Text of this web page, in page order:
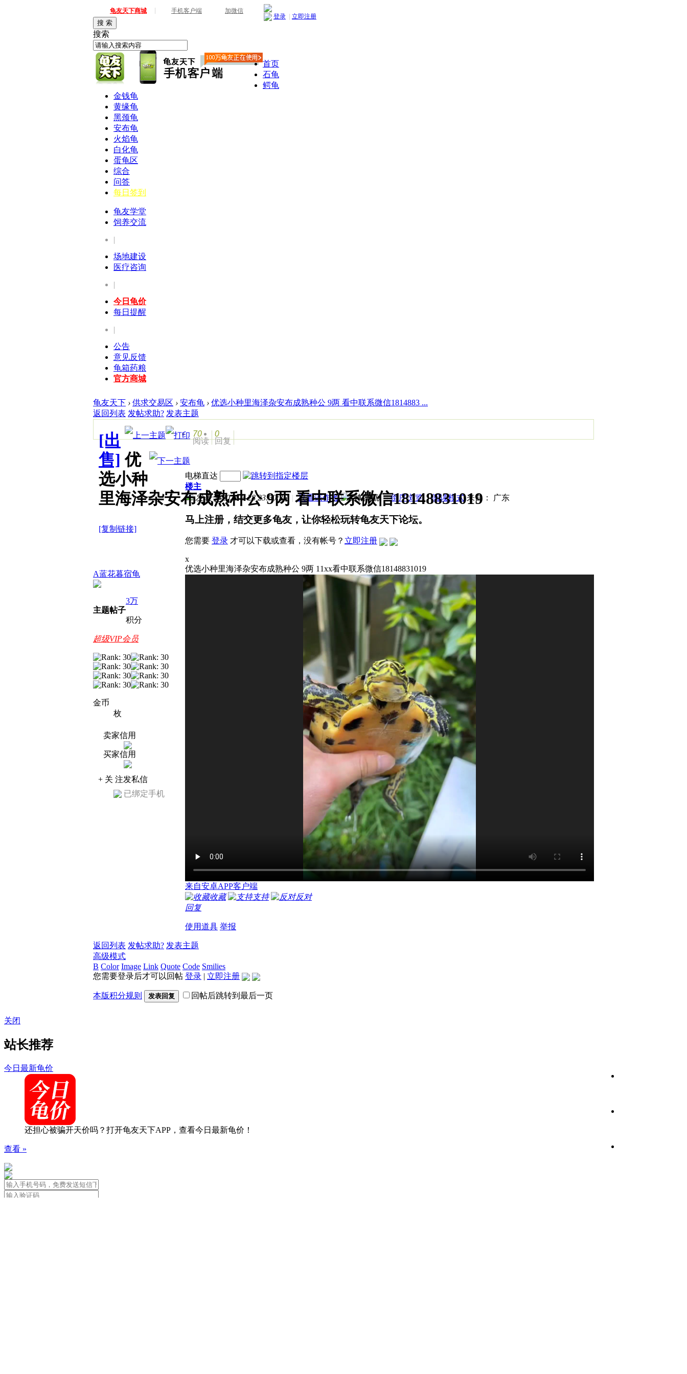
龟友天下商城 手机客户端 加微信
登录 立即注册
搜 索
搜索
首页
石龟
鳄龟
金钱龟
黄缘龟
黑颈龟
安布龟
火焰龟
白化龟
蛋龟区
综合
问答
每日签到
龟友学堂
饲养交流
|
场地建设
医疗咨询
|
今日龟价
每日提醒
|
公告
意见反馈
龟箱药粮
官方商城
龟友天下 › 供求交易区 › 安布龟 › 优选小种里海泽杂安布成熟种公 9两 看中联系微信1814883 ...
返回列表 发帖求助? 发表主题
70
阅读
0
回复
[出
售] 优
选小种
里海泽杂安布成熟种公 9两 看中联系微信18148831019
[复制链接]
A蓝花暮宿龟
主题帖子
3万
积分
超级VIP会员
金币
枚
卖家信用
买家信用
+ 关 注发私信
已绑定手机
电梯直达
楼主
发表于 2026-6-28 23:50:36 | 只看该作者 | 倒序浏览 | 阅读模式来自： 广东
马上注册，结交更多龟友，让你轻松玩转龟友天下论坛。
您需要 登录 才可以下载或查看，没有帐号？ 立即注册
x
优选小种里海泽杂安布成熟种公 9两 11xx看中联系微信18148831019
来自安卓APP客户端
收藏
支持
反对
回复
使用道具 举报
返回列表 发帖求助? 发表主题
高级模式
B Color Image Link Quote Code Smilies
您需要登录后才可以回帖 登录 | 立即注册
本版积分规则 发表回复 回帖后跳转到最后一页
关闭
站长推荐
今日最新龟价
还担心被骗开天价吗？打开龟友天下APP，查看今日最新龟价！
查看 »